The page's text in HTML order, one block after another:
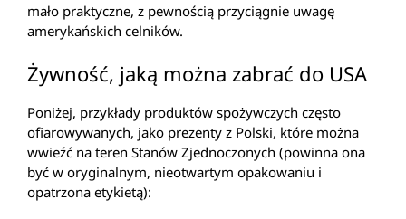
mało praktyczne, z pewnością przyciągnie uwagę
amerykańskich celników.
Żywność, jaką można zabrać do USA
Poniżej, przykłady produktów spożywczych często
ofiarowywanych, jako prezenty z Polski, które można
wwieźć na teren Stanów Zjednoczonych (powinna ona
być w oryginalnym, nieotwartym opakowaniu i
opatrzona etykietą):